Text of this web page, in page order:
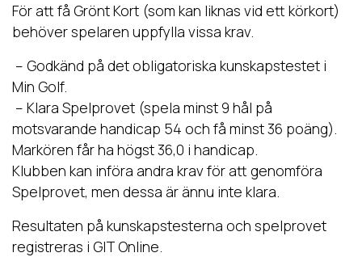
För att få Grönt Kort (som kan liknas vid ett körkort)
behöver spelaren uppfylla vissa krav.
– Godkänd på det obligatoriska kunskapstestet i
Min Golf.
– Klara Spelprovet (spela minst 9 hål på
motsvarande handicap 54 och få minst 36 poäng).
Markören får ha högst 36,0 i handicap.
Klubben kan införa andra krav för att genomföra
Spelprovet, men dessa är ännu inte klara.
Resultaten på kunskapstesterna och spelprovet
registreras i GIT Online.